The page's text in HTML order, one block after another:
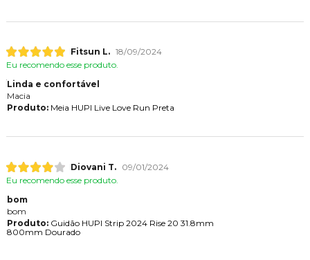
Fitsun L. 18/09/2024
Eu recomendo esse produto.
Linda e confortável
Macia
Produto:Meia HUPI Live Love Run Preta
Diovani T.
09/01/2024
Eu recomendo esse produto.
bom
bom
Produto:Guidão HUPI Strip 2024 Rise 20 31.8mm
800mm Dourado